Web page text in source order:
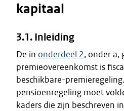
kapitaal
3.1. Inleiding
De in onderdeel 2, onder a,
premieovereenkomst is
beschikbare-
pensioenregeling moet
kaders die zijn beschreven